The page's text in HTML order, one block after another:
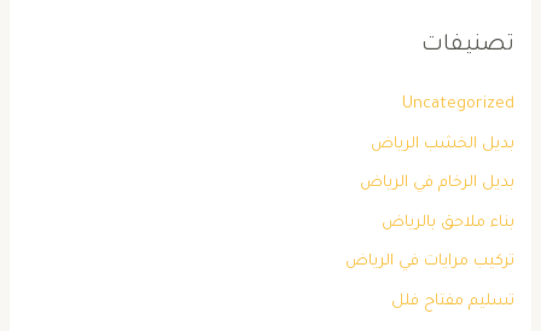
تصنيفات
Uncategorized
بديل الخشب الرياض
بديل الرخام في الرياض
بناء ملاحق بالرياض
تركيب مرايات في الرياض
تسليم مفتاح فلل